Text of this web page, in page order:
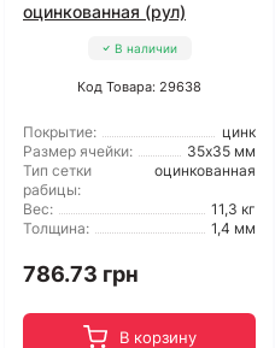
оцинкованная (рул)
В наличии
Код Товара: 29638
Покрытие:
цинк
Размер ячейки:
35х35 мм
Тип сетки
рабицы:
оцинкованная
Вес:
11,3 кг
Толщина:
1,4 мм
786.73 грн
В корзину